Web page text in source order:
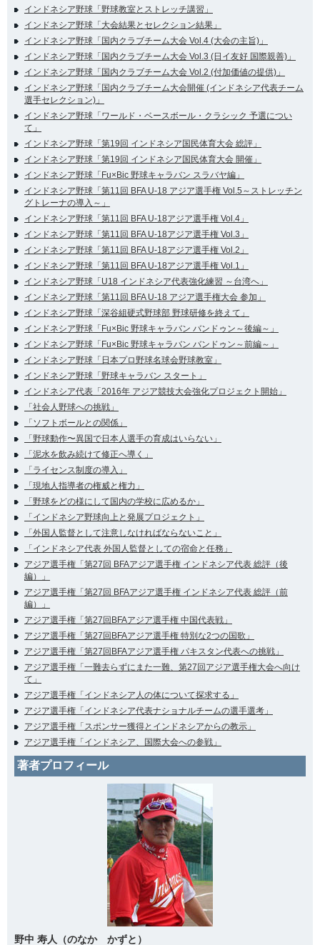
インドネシア野球「野球教室とストレッチ講習」
インドネシア野球「大会結果とセレクション結果」
インドネシア野球「国内クラブチーム大会 Vol.4 (大会の主旨)」
インドネシア野球「国内クラブチーム大会 Vol.3 (日イ友好 国際親善)」
インドネシア野球「国内クラブチーム大会 Vol.2 (付加価値の提供)」
インドネシア野球「国内クラブチーム大会開催 (インドネシア代表チーム
選手セレクション)」
インドネシア野球「ワールド・ベースボール・クラシック 予選につい
て」
インドネシア野球「第19回 インドネシア国民体育大会 総評」
インドネシア野球「第19回 インドネシア国民体育大会 開催」
インドネシア野球「Fu×Bic 野球キャラバン スラバヤ編」
インドネシア野球「第11回 BFA U-18 アジア選手権 Vol.5～ストレッチン
グトレーナの導入～」
インドネシア野球「第11回 BFA U-18アジア選手権 Vol.4」
インドネシア野球「第11回 BFA U-18アジア選手権 Vol.3」
インドネシア野球「第11回 BFA U-18アジア選手権 Vol.2」
インドネシア野球「第11回 BFA U-18アジア選手権 Vol.1」
インドネシア野球「U18 インドネシア代表強化練習 ～台湾へ」
インドネシア野球「第11回 BFA U-18 アジア選手権大会 参加」
インドネシア野球「深谷組硬式野球部 野球研修を終えて」
インドネシア野球「Fu×Bic 野球キャラバン バンドゥン～後編～」
インドネシア野球「Fu×Bic 野球キャラバン バンドゥン～前編～」
インドネシア野球「日本プロ野球名球会野球教室」
インドネシア野球「野球キャラバン スタート」
インドネシア代表「2016年 アジア競技大会強化プロジェクト開始」
「社会人野球への挑戦」
「ソフトボールとの関係」
「野球動作〜異国で日本人選手の育成はいらない」
「泥水を飲み続けて修正へ導く」
「ライセンス制度の導入」
「現地人指導者の権威と権力」
「野球をどの様にして国内の学校に広めるか」
「インドネシア野球向上と発展プロジェクト」
「外国人監督として注意しなければならないこと」
「インドネシア代表 外国人監督としての宿命と任務」
アジア選手権「第27回 BFAアジア選手権 インドネシア代表 総評（後
編）」
アジア選手権「第27回 BFAアジア選手権 インドネシア代表 総評（前
編）」
アジア選手権「第27回BFAアジア選手権 中国代表戦」
アジア選手権「第27回BFAアジア選手権 特別な2つの国歌」
アジア選手権「第27回BFAアジア選手権 パキスタン代表への挑戦」
アジア選手権「一難去らずにまた一難、第27回アジア選手権大会へ向け
て」
アジア選手権「インドネシア人の体について探求する」
アジア選手権「インドネシア代表ナショナルチームの選手選考」
アジア選手権「スポンサー獲得とインドネシアからの教示」
アジア選手権「インドネシア、国際大会への参戦」
著者プロフィール
野中 寿人（のなか かずと）